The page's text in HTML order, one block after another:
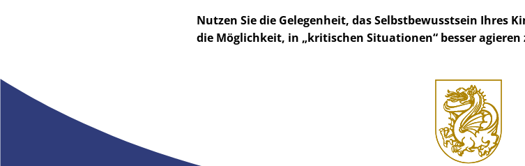
Nutzen Sie die Gelegenheit, das Selbstbewusstsein Ihres
die Möglichkeit, in „kritischen Situationen“ besser agieren